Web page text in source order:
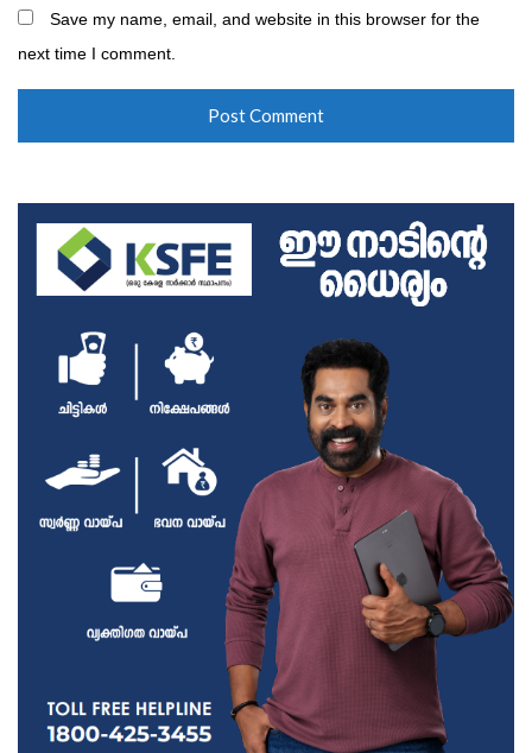
Save my name, email, and website in this browser for the
next time I comment.